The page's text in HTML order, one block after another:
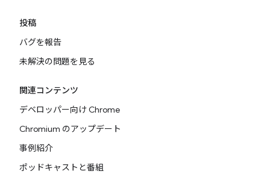
投稿
バグを報告
未解決の問題を見る
関連コンテンツ
デベロッパー向け Chrome
Chromium のアップデート
事例紹介
ポッドキャストと番組